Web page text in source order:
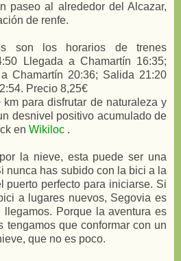
paseo al alrededor del Alcazar,
de renfe.
son los horarios de trenes
Llegada a Chamartín 16:35;
Chamartín 20:36; Salida 21:20
Precio 8,25€
para disfrutar de naturaleza y
desnivel positivo acumulado de
en Wikiloc .
la nieve, esta puede ser una
nunca has subido con la bici a la
puerto perfecto para iniciarse. Si
a lugares nuevos, Segovia es
Porque la aventura es
tengamos que conformar con un
que no es poco.